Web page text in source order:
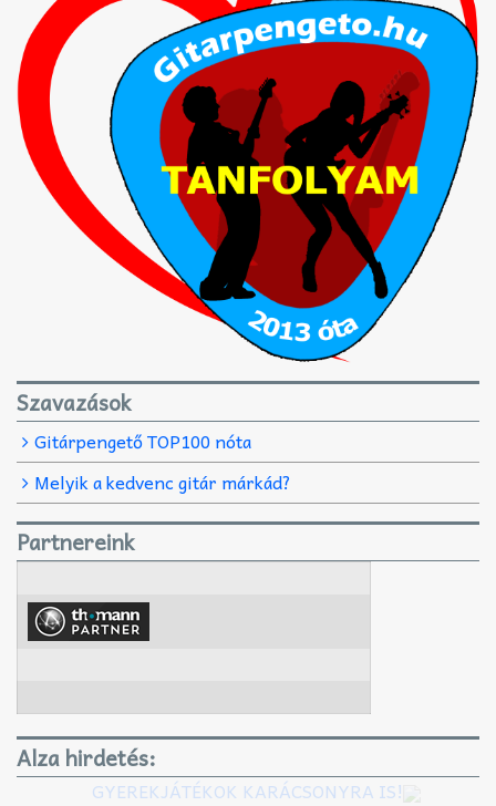
Szavazások
Gitárpengető TOP100 nóta
Melyik a kedvenc gitár márkád?
Partnereink
Alza hirdetés:
GYEREKJÁTÉKOK KARÁCSONYRA IS!